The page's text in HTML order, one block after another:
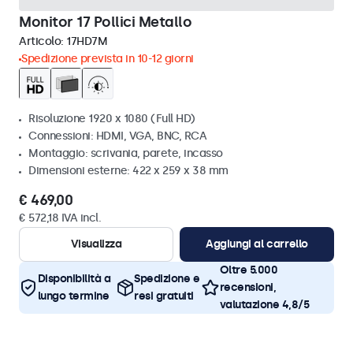
Monitor 17 Pollici Metallo
Articolo: 17HD7M
Spedizione prevista in 10-12 giorni
Risoluzione 1920 x 1080 (Full HD)
Connessioni: HDMI, VGA, BNC, RCA
Montaggio: scrivania, parete, incasso
Dimensioni esterne: 422 x 259 x 38 mm
€ 469,00
€ 572,18 IVA incl.
Visualizza
Aggiungi al carrello
Disponibilità a
lungo termine
Spedizione e
resi gratuiti
Oltre 5.000
recensioni,
valutazione 4,8/5